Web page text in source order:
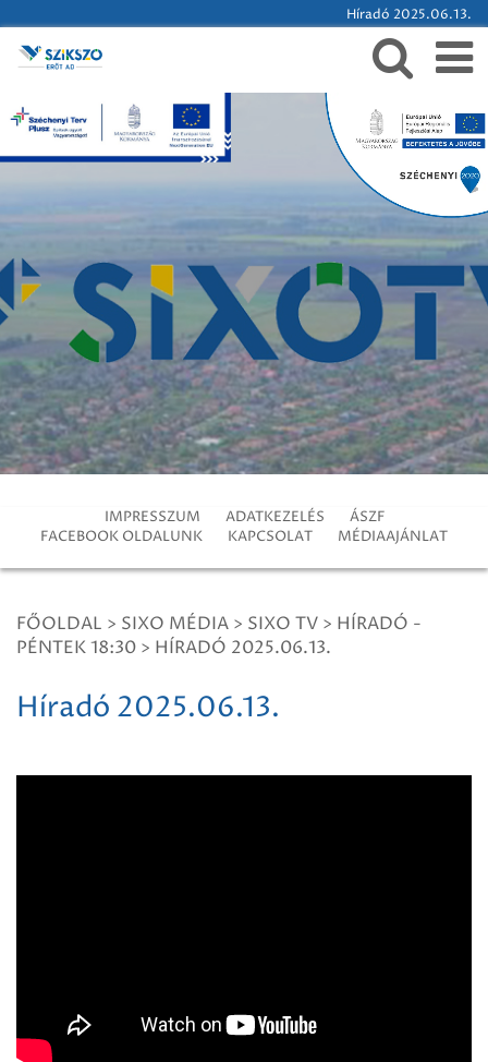
Híradó 2025.06.13.
IMPRESSZUM ADATKEZELÉS
ÁSZF
FACEBOOK OLDALUNK
KAPCSOLAT MÉDIAAJÁNLAT
FŐOLDAL > SIXO MÉDIA > SIXO TV > HÍRADÓ -
PÉNTEK 18:30 > HÍRADÓ 2025.06.13.
Híradó 2025.06.13.